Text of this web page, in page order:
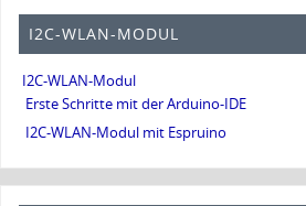
I2C-WLAN-MODUL
I2C-WLAN-Modul
Erste Schritte mit der Arduino-IDE
I2C-WLAN-Modul mit Espruino